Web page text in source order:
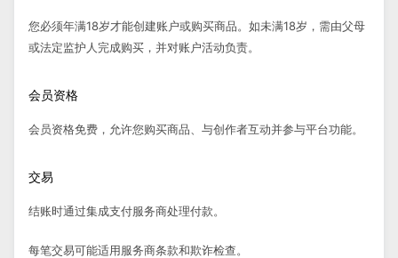
您必须年满18岁才能创建账户或购买商品。如未满18岁，需由父母
或法定监护人完成购买，并对账户活动负责。
会员资格
会员资格免费，允许您购买商品、与创作者互动并参与平台功能。
交易
结账时通过集成支付服务商处理付款。
每笔交易可能适用服务商条款和欺诈检查。